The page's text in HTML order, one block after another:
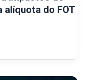
alíquota do FOT